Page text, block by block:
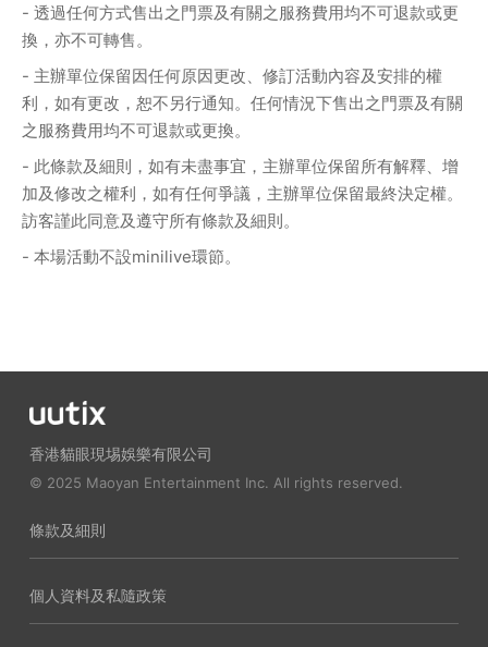
- 透過任何方式售出之門票及有關之服務費用均不可退款或更
換，亦不可轉售。
- 主辦單位保留因任何原因更改、修訂活動內容及安排的權
利，如有更改，恕不另行通知。任何情況下售出之門票及有關
之服務費用均不可退款或更換。
- 此條款及細則，如有未盡事宜，主辦單位保留所有解釋、增
加及修改之權利，如有任何爭議，主辦單位保留最終決定權。
訪客謹此同意及遵守所有條款及細則。
- 本場活動不設minilive環節。
香港貓眼現埸娛樂有限公司
© 2025 Maoyan Entertainment Inc. All rights reserved.
條款及細則
個人資料及私隨政策